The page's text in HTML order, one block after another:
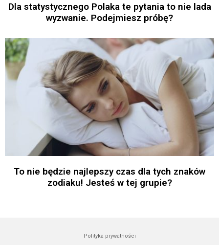
Dla statystycznego Polaka te pytania to nie lada
wyzwanie. Podejmiesz próbę?
To nie będzie najlepszy czas dla tych znaków
zodiaku! Jesteś w tej grupie?
Polityka prywatności